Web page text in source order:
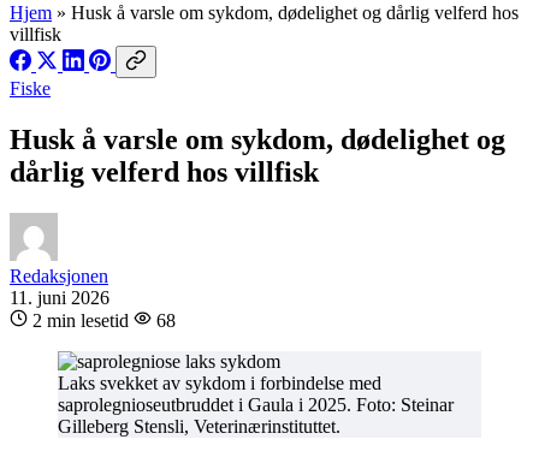
Hjem » Husk å varsle om sykdom, dødelighet og dårlig velferd hos
villfisk
Fiske
Husk å varsle om sykdom, dødelighet og
dårlig velferd hos villfisk
Redaksjonen
11. juni 2026
2 min lesetid
68
Laks svekket av sykdom i forbindelse med
saprolegnioseutbruddet i Gaula i 2025. Foto: Steinar
Gilleberg Stensli, Veterinærinstituttet.